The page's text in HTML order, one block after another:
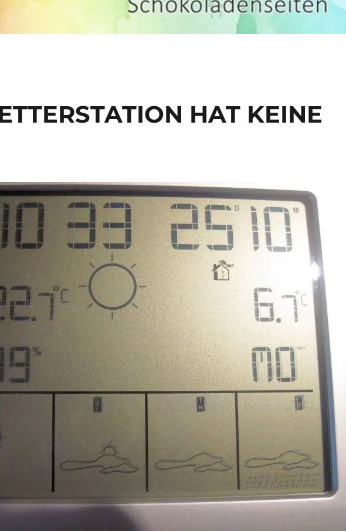
HAT KEINE